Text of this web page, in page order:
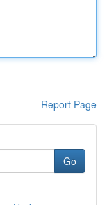
Report Page
Go